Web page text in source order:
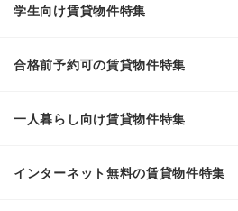
学生向け賃貸物件特集
合格前予約可の賃貸物件特集
一人暮らし向け賃貸物件特集
インターネット無料の賃貸物件特集